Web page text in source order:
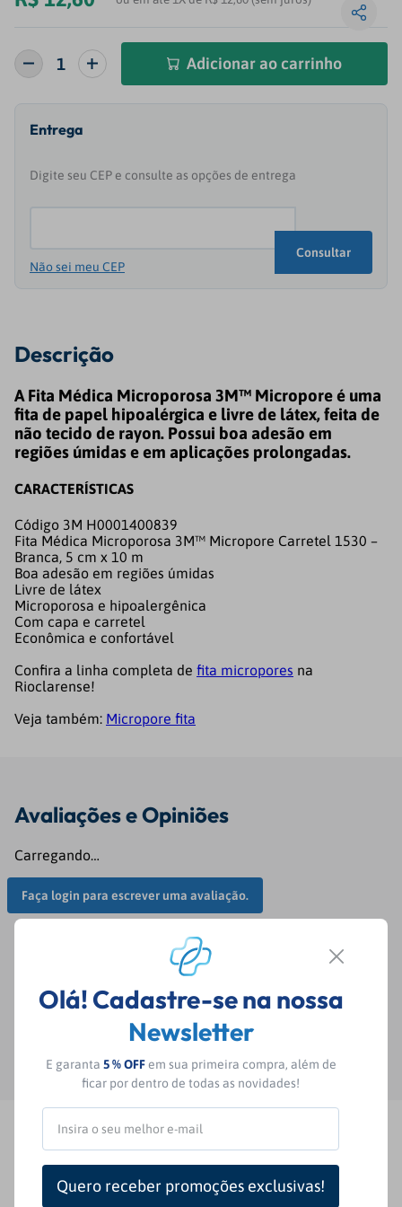
Olá! Cadastre-se na nossa
Newsletter
E garanta 5 % OFFem sua primeira compra, além de
ficar por dentro de todas as novidades!
Adicionar ao carrinho
Não sei meu CEP
Descrição
A Fita Médica Microporosa 3M™ Micropore é uma
fita de papel hipoalérgica e livre de látex, feita de
não tecido de rayon. Possui boa adesão em
regiões úmidas e em aplicações prolongadas.
CARACTERÍSTICAS
Código 3M H0001400839
Fita Médica Microporosa 3M™ Micropore Carretel 1530 –
Branca, 5 cm x 10 m
Boa adesão em regiões úmidas
Livre de látex
Microporosa e hipoalergênica
Com capa e carretel
Econômica e confortável
Confira a linha completa de fita micropores na
Rioclarense!
Veja também: Micropore fita
Avaliações
Carregando…
Faça login para escrever uma avaliação.
Todos
Carregando avaliações…
Fique por dentro das nossas